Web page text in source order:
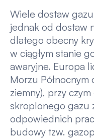
Wiele dostaw
jednak od dostaw
dlatego obecny
w ciągłym stanie
awaryjne. Europa
Morzu Północnym
ziemny), przy
skroplonego gazu
odpowiednich
budowy tzw.